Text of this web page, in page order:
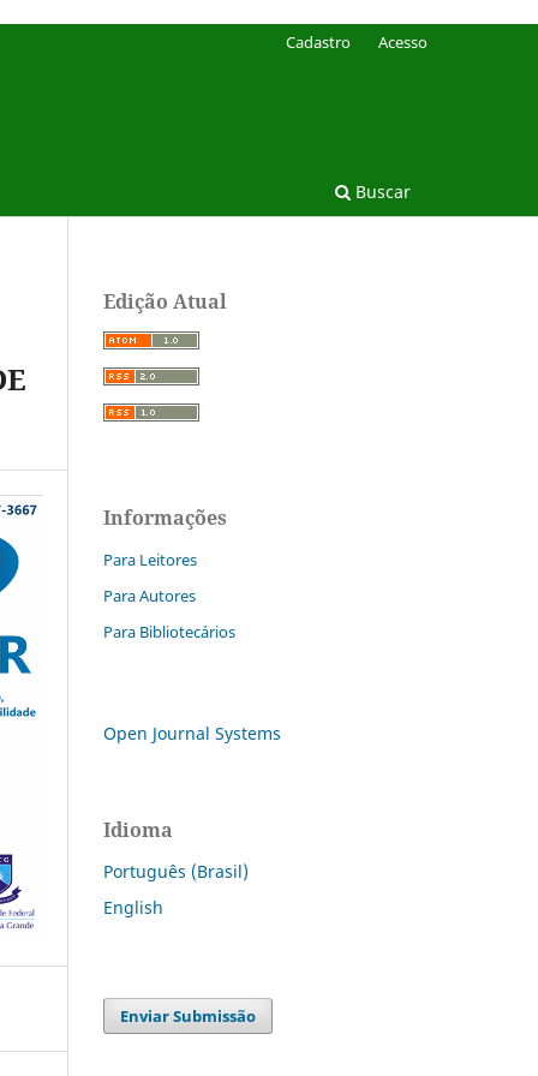
Buscar
Cadastro Acesso
Edição Atual
Informações
Para Leitores
Para Autores
Para Bibliotecários
Open Journal Systems
Idioma
Português (Brasil)
English
Enviar Submissão